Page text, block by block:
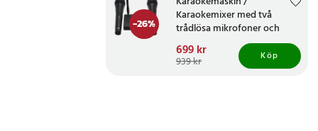
-26%
Karaokemixer med två
trådlösa mikrofoner och
smart TV-kompatibilitet
Nuvarande pris:
699 krTidigare pris :939 kr
699 kr
939 kr Köp